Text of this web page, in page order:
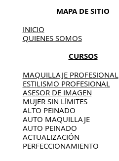
MAPA DE SITIO
INICIO
QUIENES SOMOS
CURSOS
MAQUILLAJE PROFESIONAL
ESTILISMO PROFESIONAL
ASESOR DE IMAGEN
MUJER SIN LÍMITES
ALTO PEINADO
AUTO MAQUILLAJE
AUTO PEINADO
ACTUALIZACIÓN
PERFECCIONAMIENTO